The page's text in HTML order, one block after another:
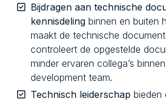
Bijdragen aan technische
kennisdeling binnen en buiten
maakt de technische
controleert de opgestelde
minder ervaren collega’s
development team.
Technisch leiderschap bieden